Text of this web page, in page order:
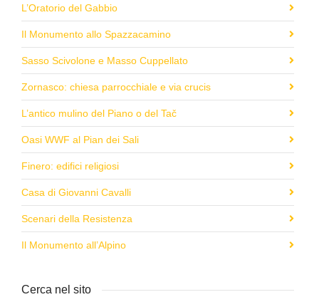
L’Oratorio del Gabbio
Il Monumento allo Spazzacamino
Sasso Scivolone e Masso Cuppellato
Zornasco: chiesa parrocchiale e via crucis
L’antico mulino del Piano o del Tač
Oasi WWF al Pian dei Sali
Finero: edifici religiosi
Casa di Giovanni Cavalli
Scenari della Resistenza
Il Monumento all’Alpino
Cerca nel sito